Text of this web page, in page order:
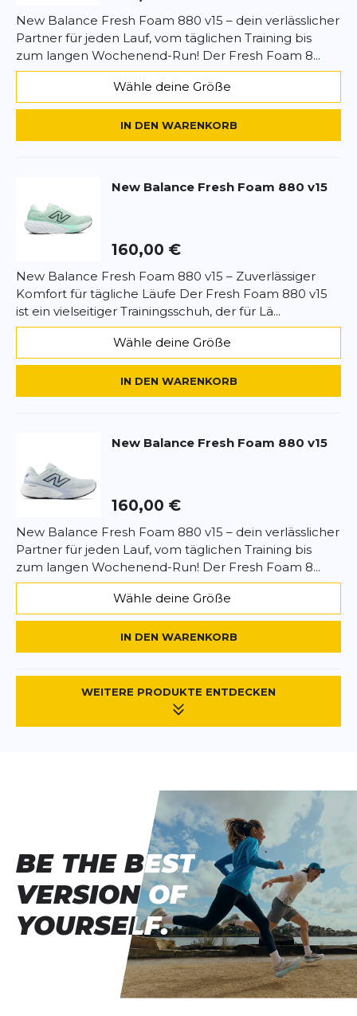
Überschrift
Überschrift
Rezension
BEWERTUNG HINZUFÜGEN
Dieses Formular ist durch reCAPTCHA geschützt – es gelten die
Datenschutzbestimmungen
undNutzungsbedingungenvon
Google.
New Balance Fresh Foam 880 v15 – dein verlässlicher
Partner für jeden Lauf, vom täglichen Training bis
zum langen Wochenend-Run! Der Fresh Foam 8...
Wähle deine Größe
IN DEN WARENKORB
New Balance Fresh Foam 880 v15
160,00 €
New Balance Fresh Foam 880 v15 – Zuverlässiger
Komfort für tägliche Läufe Der Fresh Foam 880 v15
ist ein vielseitiger Trainingsschuh, der für Lä...
Wähle deine Größe
IN DEN WARENKORB
New Balance Fresh Foam 880 v15
160,00 €
New Balance Fresh Foam 880 v15 – dein verlässlicher
Partner für jeden Lauf, vom täglichen Training bis
zum langen Wochenend-Run! Der Fresh Foam 8...
Wähle deine Größe
IN DEN WARENKORB
WEITERE PRODUKTE ENTDECKEN
BE THE BEST
VERSION OF
YOURSELF.
BE THE BEST
VERSION OF
YOURSELF.